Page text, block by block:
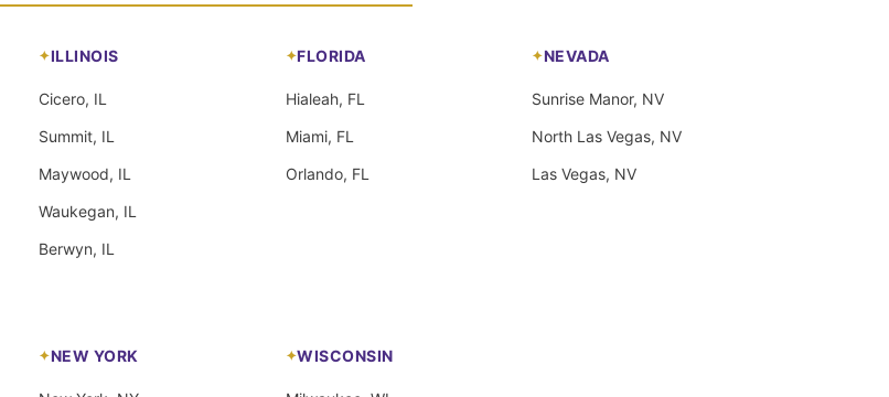
ILLINOIS
Cicero, IL
Summit, IL
Maywood, IL
Waukegan, IL
Berwyn, IL
FLORIDA
Hialeah, FL
Miami, FL
Orlando, FL
NEVADA
Sunrise Manor, NV
North Las Vegas, NV
Las Vegas, NV
NEW YORK WISCONSIN